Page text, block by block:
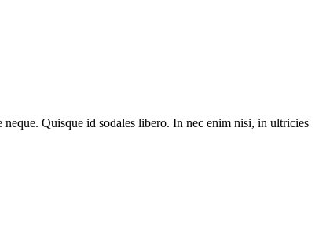
Quisque id sodales libero. In nec enim nisi, in ultricies